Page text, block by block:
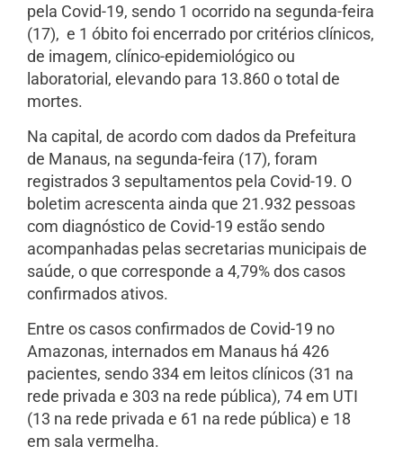
pela Covid-19, sendo 1 ocorrido na segunda-feira
(17), e 1 óbito foi encerrado por critérios clínicos,
de imagem, clínico-epidemiológico ou
laboratorial, elevando para 13.860 o total de
mortes.
Na capital, de acordo com dados da Prefeitura
de Manaus, na segunda-feira (17), foram
registrados 3 sepultamentos pela Covid-19. O
boletim acrescenta ainda que 21.932 pessoas
com diagnóstico de Covid-19 estão sendo
acompanhadas pelas secretarias municipais de
saúde, o que corresponde a 4,79% dos casos
confirmados ativos.
Entre os casos confirmados de Covid-19 no
Amazonas, internados em Manaus há 426
pacientes, sendo 334 em leitos clínicos (31 na
rede privada e 303 na rede pública), 74 em UTI
(13 na rede privada e 61 na rede pública) e 18
em sala vermelha.